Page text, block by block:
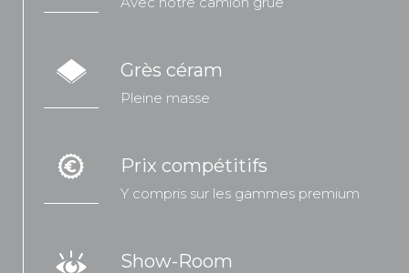
Grès céram
Pleine masse
Prix compétitifs
Y compris sur les gammes premium
Show-Room